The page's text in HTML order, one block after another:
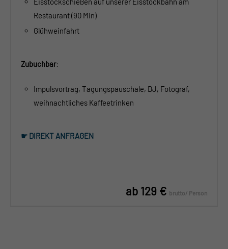
Restaurant (90 Min)
Glühweinfahrt
Zubuchbar:
Impulsvortrag, Tagungspauschale, DJ, Fotograf,
weihnachtliches Kaffeetrinken
☛ DIREKT ANFRAGEN
ab 129 € brutto/ Person